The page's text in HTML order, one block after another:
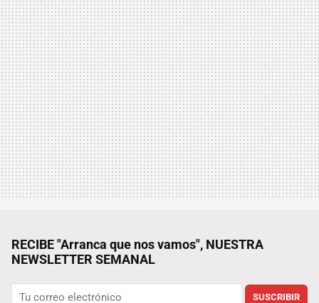
RECIBE "Arranca que nos vamos", NUESTRA
NEWSLETTER SEMANAL
SUSCRIBIR